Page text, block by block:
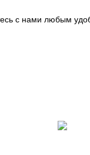
с нами любым